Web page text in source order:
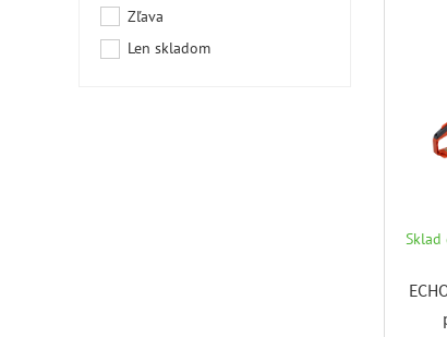
Zľava
Len skladom
Sklad